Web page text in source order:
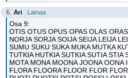
6. Ari Lainaa
Osa 9:
OTIS OTUS OPUS OPAS OLAS
NORJA SORJA SOIJA SEIJA LEIJA
SUMU SUKU SUKA MUKA MUTKA
TUTKIA HUTKIA SUTKIA SUTIA STIA
MOTA MONA MOONA JOONA OONA
FLORA FLOORA FLOOR FLOR